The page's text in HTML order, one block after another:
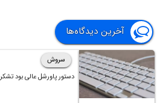
آخرین دیدگاه‌ها
سروش
دستور پاورشل عالی بود تشکر